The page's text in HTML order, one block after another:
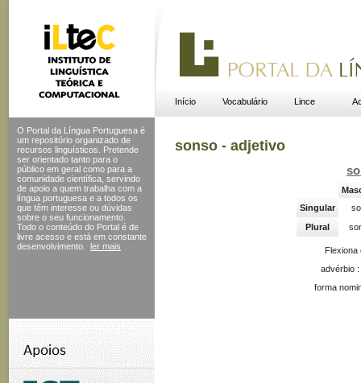
Início Vocabulário Lince
O Portal da Língua Portuguesa é
um repositório organizado de
recursos linguísticos. Pretende
ser orientado tanto para o
público em geral como para a
comunidade científica, servindo
de apoio a quem trabalha com a
língua portuguesa e a todos os
que têm interesse ou dúvidas
sobre o seu funcionamento.
Todo o conteúdo do Portal é de
livre acesso e está em constante
desenvolvimento.
ler mais
sonso - adjetivo
Singular
Plural
advérbio :
forma